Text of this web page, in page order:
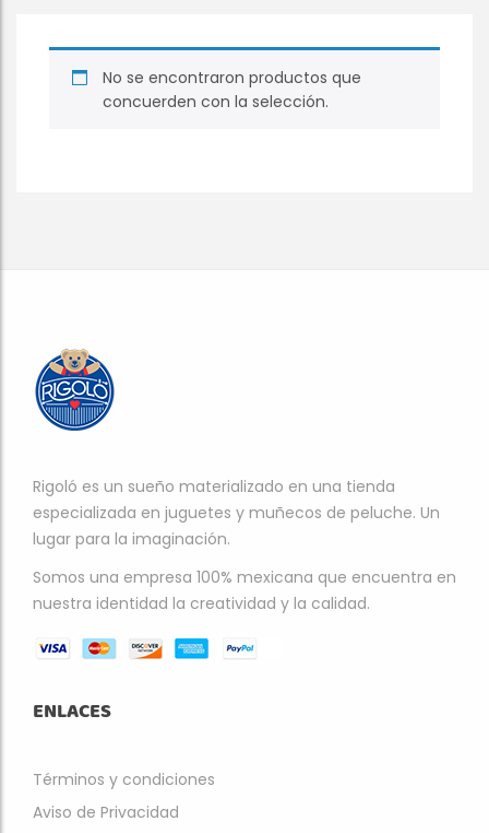
No se encontraron productos que
concuerden con la selección.
Rigoló es un sueño materializado en una tienda
especializada en juguetes y muñecos de peluche. Un
lugar para la imaginación.
Somos una empresa 100% mexicana que encuentra en
nuestra identidad la creatividad y la calidad.
ENLACES
Términos y condiciones
Aviso de Privacidad